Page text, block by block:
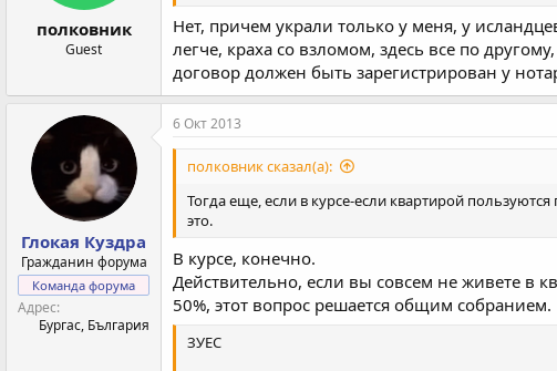
полковник
Guest
Нет, причем украли только у меня, у
легче, краха со взломом, здесь все по
договор должен быть зарегистрирован у
Глокая Куздра
Гражданин форума
Команда форума
Адрес
Бургас, България
6 Окт 2013
полковник сказал(а):
Тогда еще, если в курсе-если квартирой
это.
В курсе, конечно.
Действительно, если вы совсем не живете в
50%, этот вопрос решается общим собранием.
ЗУЕС